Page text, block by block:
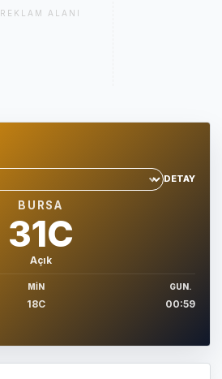
REKLAM ALANI
DETAY
BURSA
31C
Açık
MIN
18C
GUN.
00:59